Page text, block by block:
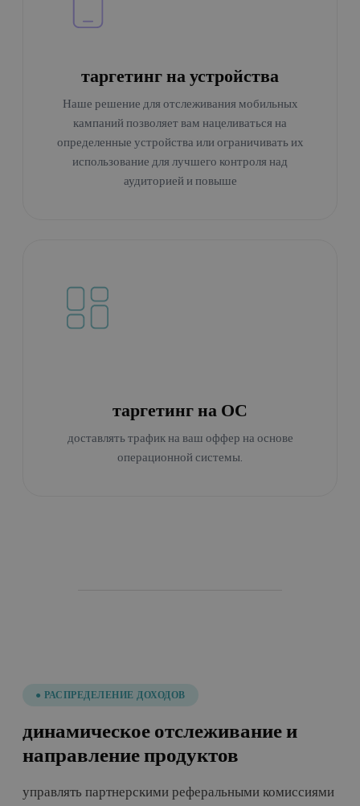
таргетинг на устройства
Наше решение для отслеживания мобильных
кампаний позволяет вам нацеливаться на
определенные устройства или ограничивать их
использование для лучшего контроля над
аудиторией и повыше
таргетинг на ОС
доставлять трафик на ваш оффер на основе
операционной системы.
● РАСПРЕДЕЛЕНИЕ ДОХОДОВ
динамическое отслеживание и
направление продуктов
управлять партнерскими реферальными комиссиями